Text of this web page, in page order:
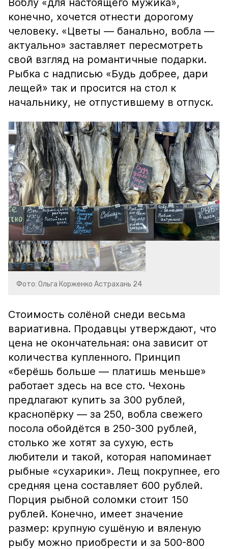
Воблу «для настоящего мужика»,
конечно, хочется отнести дорогому
человеку. «Цветы — банально, вобла —
актуально» заставляет пересмотреть
свой взгляд на романтичные подарки.
Рыбка с надписью «Будь добрее, дари
лещей» так и просится на стол к
начальнику, не отпустившему в отпуск.
Фото: Ольга Корженко Астрахань 24
Стоимость солёной снеди весьма
вариативна. Продавцы утверждают, что
цена не окончательная: она зависит от
количества купленного. Принцип
«берёшь больше — платишь меньше»
работает здесь на все сто. Чехонь
предлагают купить за 300 рублей,
краснопёрку — за 250, вобла свежего
посола обойдётся в 250-300 рублей,
столько же хотят за сухую, есть
любители и такой, которая напоминает
рыбные «сухарики». Лещ покрупнее, его
средняя цена составляет 600 рублей.
Порция рыбной соломки стоит 150
рублей. Конечно, имеет значение
размер: крупную сушёную и вяленую
рыбу можно приобрести и за 500-800